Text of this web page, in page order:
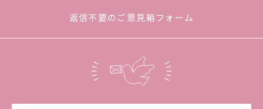
返信不要のご意見箱フォーム